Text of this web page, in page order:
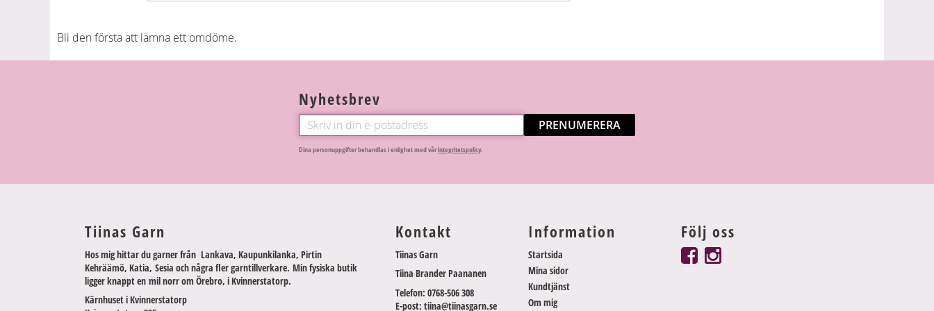
Bli den första att lämna ett omdöme.
Nyhetsbrev
PRENUMERERA
Dina personuppgifter behandlas i enlighet med vårintegritetspolicy.
Tiinas Garn
Hos mig hittar du garner från Lankava, Kaupunkilanka, Pirtin
Kehräämö, Katia, Sesia och några fler garntillverkare. Min fysiska butik
ligger knappt en mil norr om Örebro, i Kvinnerstatorp.
Kärnhuset i Kvinnerstatorp
Kontakt
Tiinas Garn
Tiina Brander Paananen
Telefon: 0768-506 308
E-post: tiina@tiinasgarn.se
Information
Startsida
Mina sidor
Kundtjänst
Om mig
Följ oss